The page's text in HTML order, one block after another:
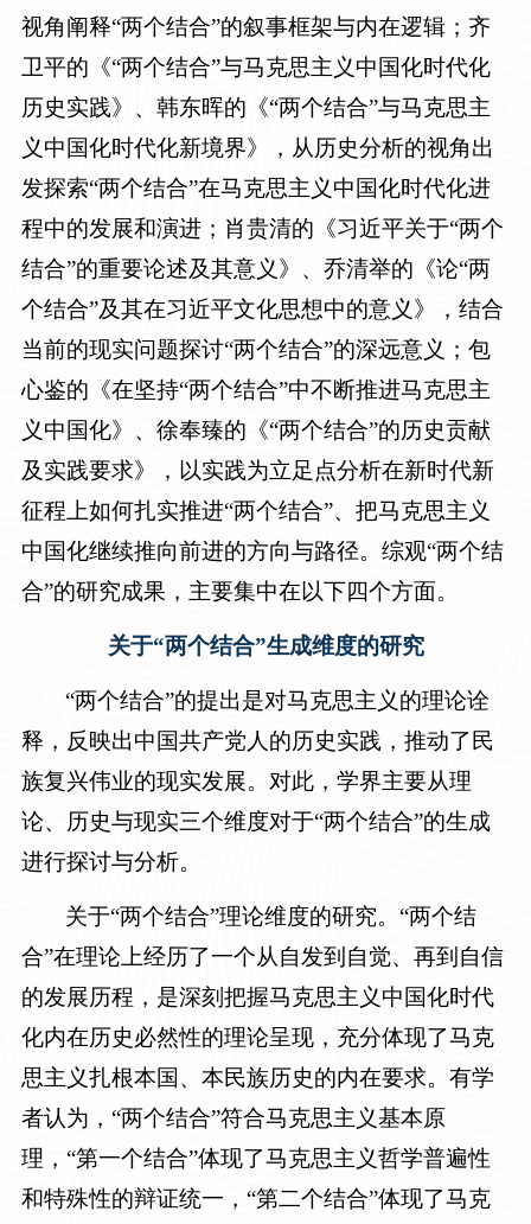
视角阐释“两个结合”的叙事框架与内在逻辑；齐
卫平的《“两个结合”与马克思主义中国化时代化
历史实践》、韩东晖的《“两个结合”与马克思主
义中国化时代化新境界》，从历史分析的视角出
发探索“两个结合”在马克思主义中国化时代化进
程中的发展和演进；肖贵清的《习近平关于“两个
结合”的重要论述及其意义》、乔清举的《论“两
个结合”及其在习近平文化思想中的意义》，结合
当前的现实问题探讨“两个结合”的深远意义；包
心鉴的《在坚持“两个结合”中不断推进马克思主
义中国化》、徐奉臻的《“两个结合”的历史贡献
及实践要求》，以实践为立足点分析在新时代新
征程上如何扎实推进“两个结合”、把马克思主义
中国化继续推向前进的方向与路径。综观“两个结
合”的研究成果，主要集中在以下四个方面。
关于“两个结合”生成维度的研究
“两个结合”的提出是对马克思主义的理论诠
释，反映出中国共产党人的历史实践，推动了民
族复兴伟业的现实发展。对此，学界主要从理
论、历史与现实三个维度对于“两个结合”的生成
进行探讨与分析。
关于“两个结合”理论维度的研究。“两个结
合”在理论上经历了一个从自发到自觉、再到自信
的发展历程，是深刻把握马克思主义中国化时代
化内在历史必然性的理论呈现，充分体现了马克
思主义扎根本国、本民族历史的内在要求。有学
者认为，“两个结合”符合马克思主义基本原
理，“第一个结合”体现了马克思主义哲学普遍性
和特殊性的辩证统一，“第二个结合”体现了马克